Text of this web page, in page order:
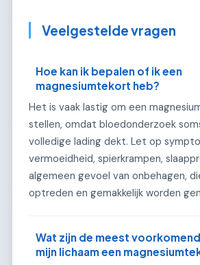
Veelgestelde vragen
Hoe kan ik bepalen of ik een
magnesiumtekort heb?
Het is vaak lastig om een
stellen, omdat bloedonderzoek
volledige lading dekt. Let op
vermoeidheid, spierkrampen,
algemeen gevoel van onbehagen,
optreden en gemakkelijk worden
Wat zijn de meest
mijn lichaam een